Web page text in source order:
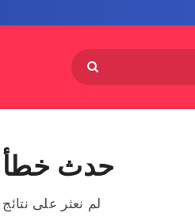
حدث خطأ
لم نعثر على